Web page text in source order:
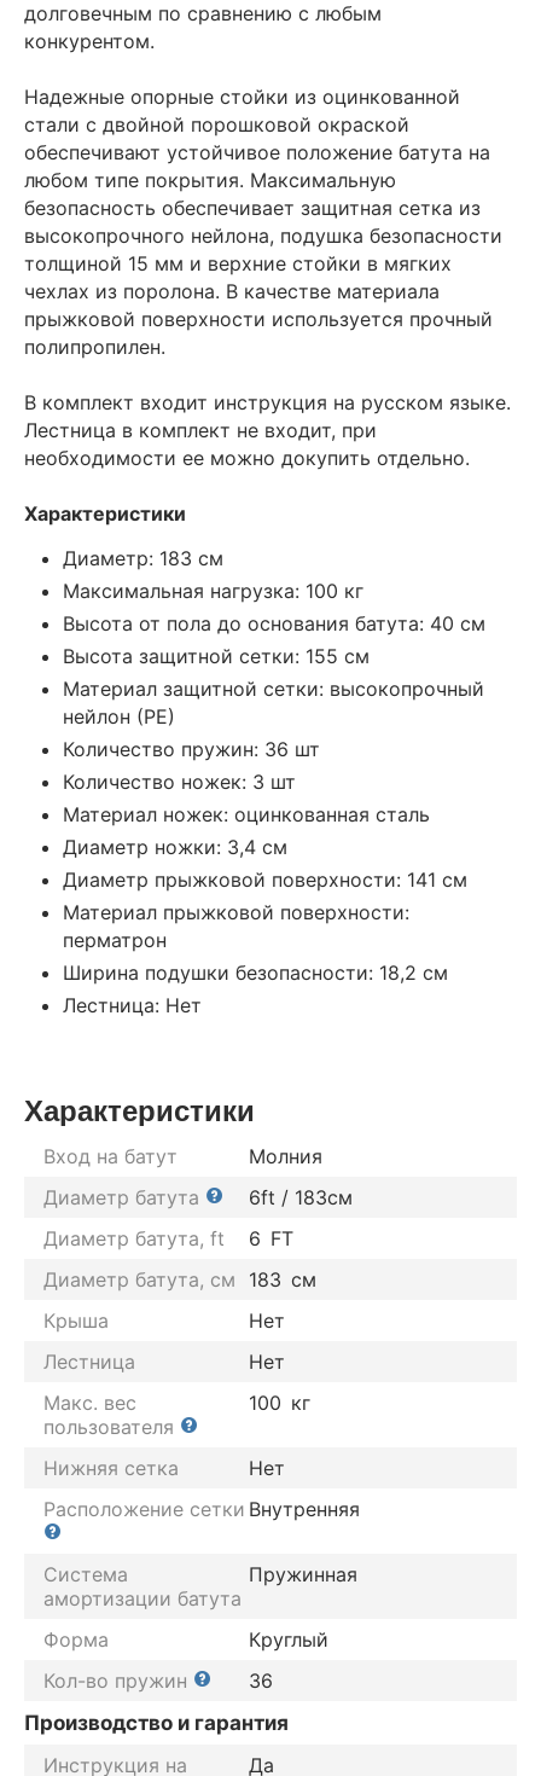
долговечным по сравнению с любым
конкурентом.
Надежные опорные стойки из оцинкованной
стали с двойной порошковой окраской
обеспечивают устойчивое положение батута на
любом типе покрытия. Максимальную
безопасность обеспечивает защитная сетка из
высокопрочного нейлона, подушка безопасности
толщиной 15 мм и верхние стойки в мягких
чехлах из поролона. В качестве материала
прыжковой поверхности используется прочный
полипропилен.
В комплект входит инструкция на русском языке.
Лестница в комплект не входит, при
необходимости ее можно докупить отдельно.
Характеристики
Диаметр: 183 см
Максимальная нагрузка: 100 кг
Высота от пола до основания батута: 40 см
Высота защитной сетки: 155 см
Материал защитной сетки: высокопрочный
нейлон (РЕ)
Количество пружин: 36 шт
Количество ножек: 3 шт
Материал ножек: оцинкованная сталь
Диаметр ножки: 3,4 см
Диаметр прыжковой поверхности: 141 см
Материал прыжковой поверхности:
перматрон
Ширина подушки безопасности: 18,2 см
Лестница: Нет
Характеристики
Вход на батут
Молния
Диаметр батута
6ft / 183см
Диаметр батута, ft
6 FT
Диаметр батута, см
183 см
Крыша
Нет
Лестница
Нет
Макс. вес
пользователя
100 кг
Нижняя сетка
Нет
Расположение сетки Внутренняя
Система
амортизации батута
Пружинная
Форма
Круглый
Кол-во пружин
36
Производство и гарантия
Инструкция на
Да